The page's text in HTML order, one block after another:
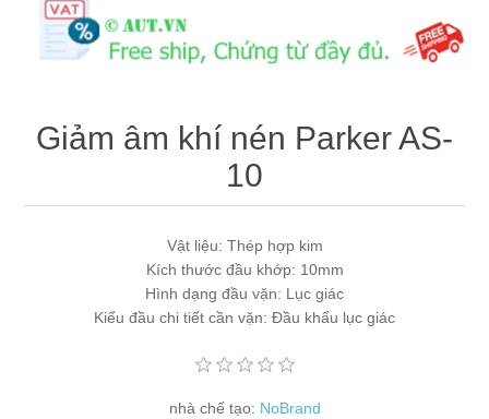
Máy tính công nghiệp
Động cơ servo 2 phase
Quạt thông gió
Phụ Kiện Schneider
Phụ Kiện Siemens
Giảm âm khí nén Parker AS-
10
Vật liệu: Thép hợp kim
Kích thước đầu khớp: 10mm
Hình dạng đầu vặn: Lục giác
Kiểu đầu chi tiết cần vặn: Đầu khẩu lục giác
nhà chế tạo: NoBrand